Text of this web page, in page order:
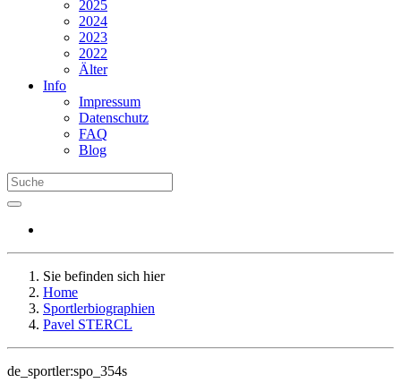
2025
2024
2023
2022
Älter
Info
Impressum
Datenschutz
FAQ
Blog
Sie befinden sich hier
Home
Sportlerbiographien
Pavel STERCL
de_sportler:spo_354s